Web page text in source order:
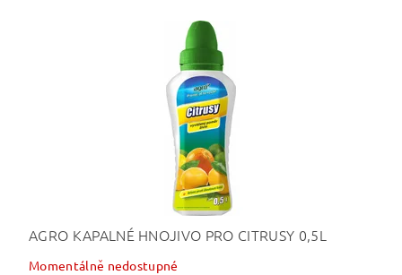
AGRO KAPALNÉ HNOJIVO PRO CITRUSY 0,5L
Momentálně nedostupné